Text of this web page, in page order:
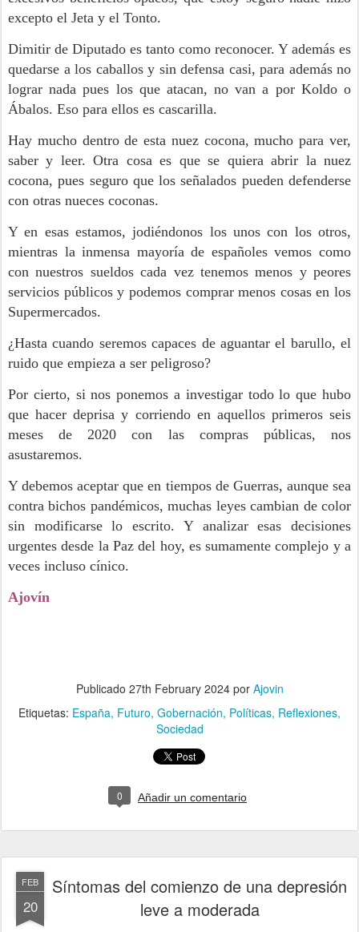
excepto el Jeta y el Tonto.
Dimitir de Diputado es tanto como reconocer. Y además es
quedarse a los caballos y sin defensa casi, para además no
lograr nada pues los que atacan, no van a por Koldo o
Ábalos. Eso para ellos es cascarilla.
Hay mucho dentro de esta nuez cocona, mucho para ver,
saber y leer. Otra cosa es que se quiera abrir la nuez
cocona, pues seguro que los señalados pueden defenderse
con otras nueces coconas.
Y en esas estamos, jodiéndonos los unos con los otros,
mientras la inmensa mayoría de españoles vemos como
con nuestros sueldos cada vez tenemos menos y peores
servicios públicos y podemos comprar menos cosas en los
Supermercados.
¿Hasta cuando seremos capaces de aguantar el barullo, el
ruido que empieza a ser peligroso?
Por cierto, si nos ponemos a investigar todo lo que hubo
que hacer deprisa y corriendo en aquellos primeros seis
meses de 2020 con las compras públicas, nos
asustaremos.
Y debemos aceptar que en tiempos de Guerras, aunque sea
contra bichos pandémicos, muchas leyes cambian de color
sin modificarse lo escrito. Y analizar esas decisiones
urgentes desde la Paz del hoy, es sumamente complejo y a
veces incluso cínico.
Ajovín
Publicado 27th February 2024por Ajovin
Etiquetas: España Futuro Gobernación Políticas Reflexiones
Sociedad
0 Añadir un comentario
FEB
20
Síntomas del comienzo de una depresión
leve a moderada